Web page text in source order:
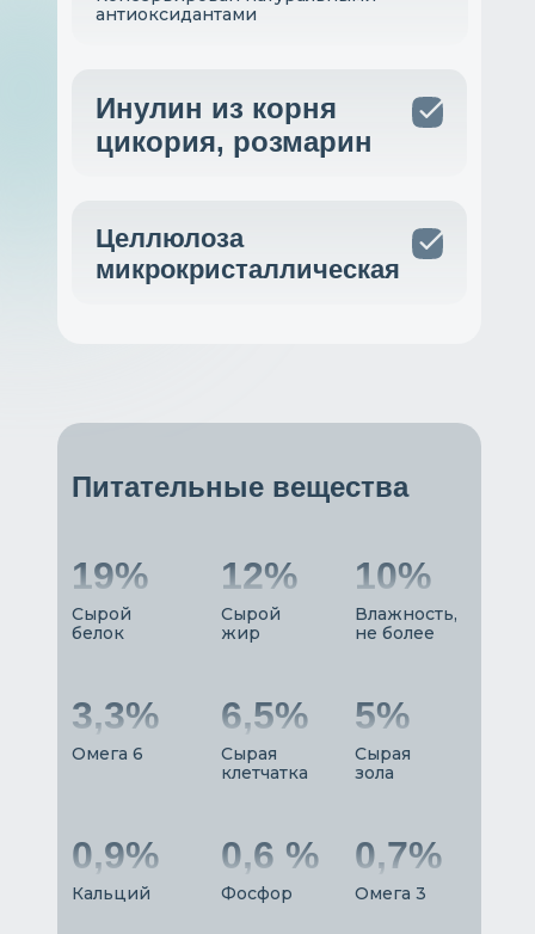
антиоксидантами
Инулин из корня
цикория, розмарин
Целлюлоза
микрокристаллическая
Питательные вещества
Сырой
белок
19%
Сырой
жир
12%
Сырая
клетчатка
6,5%
Кальций
0,9%
Влажность,
не более
10%
Сырая
зола
5%
Фосфор
0,6 %
Омега 6
3,3%
Омега 3
0,7%